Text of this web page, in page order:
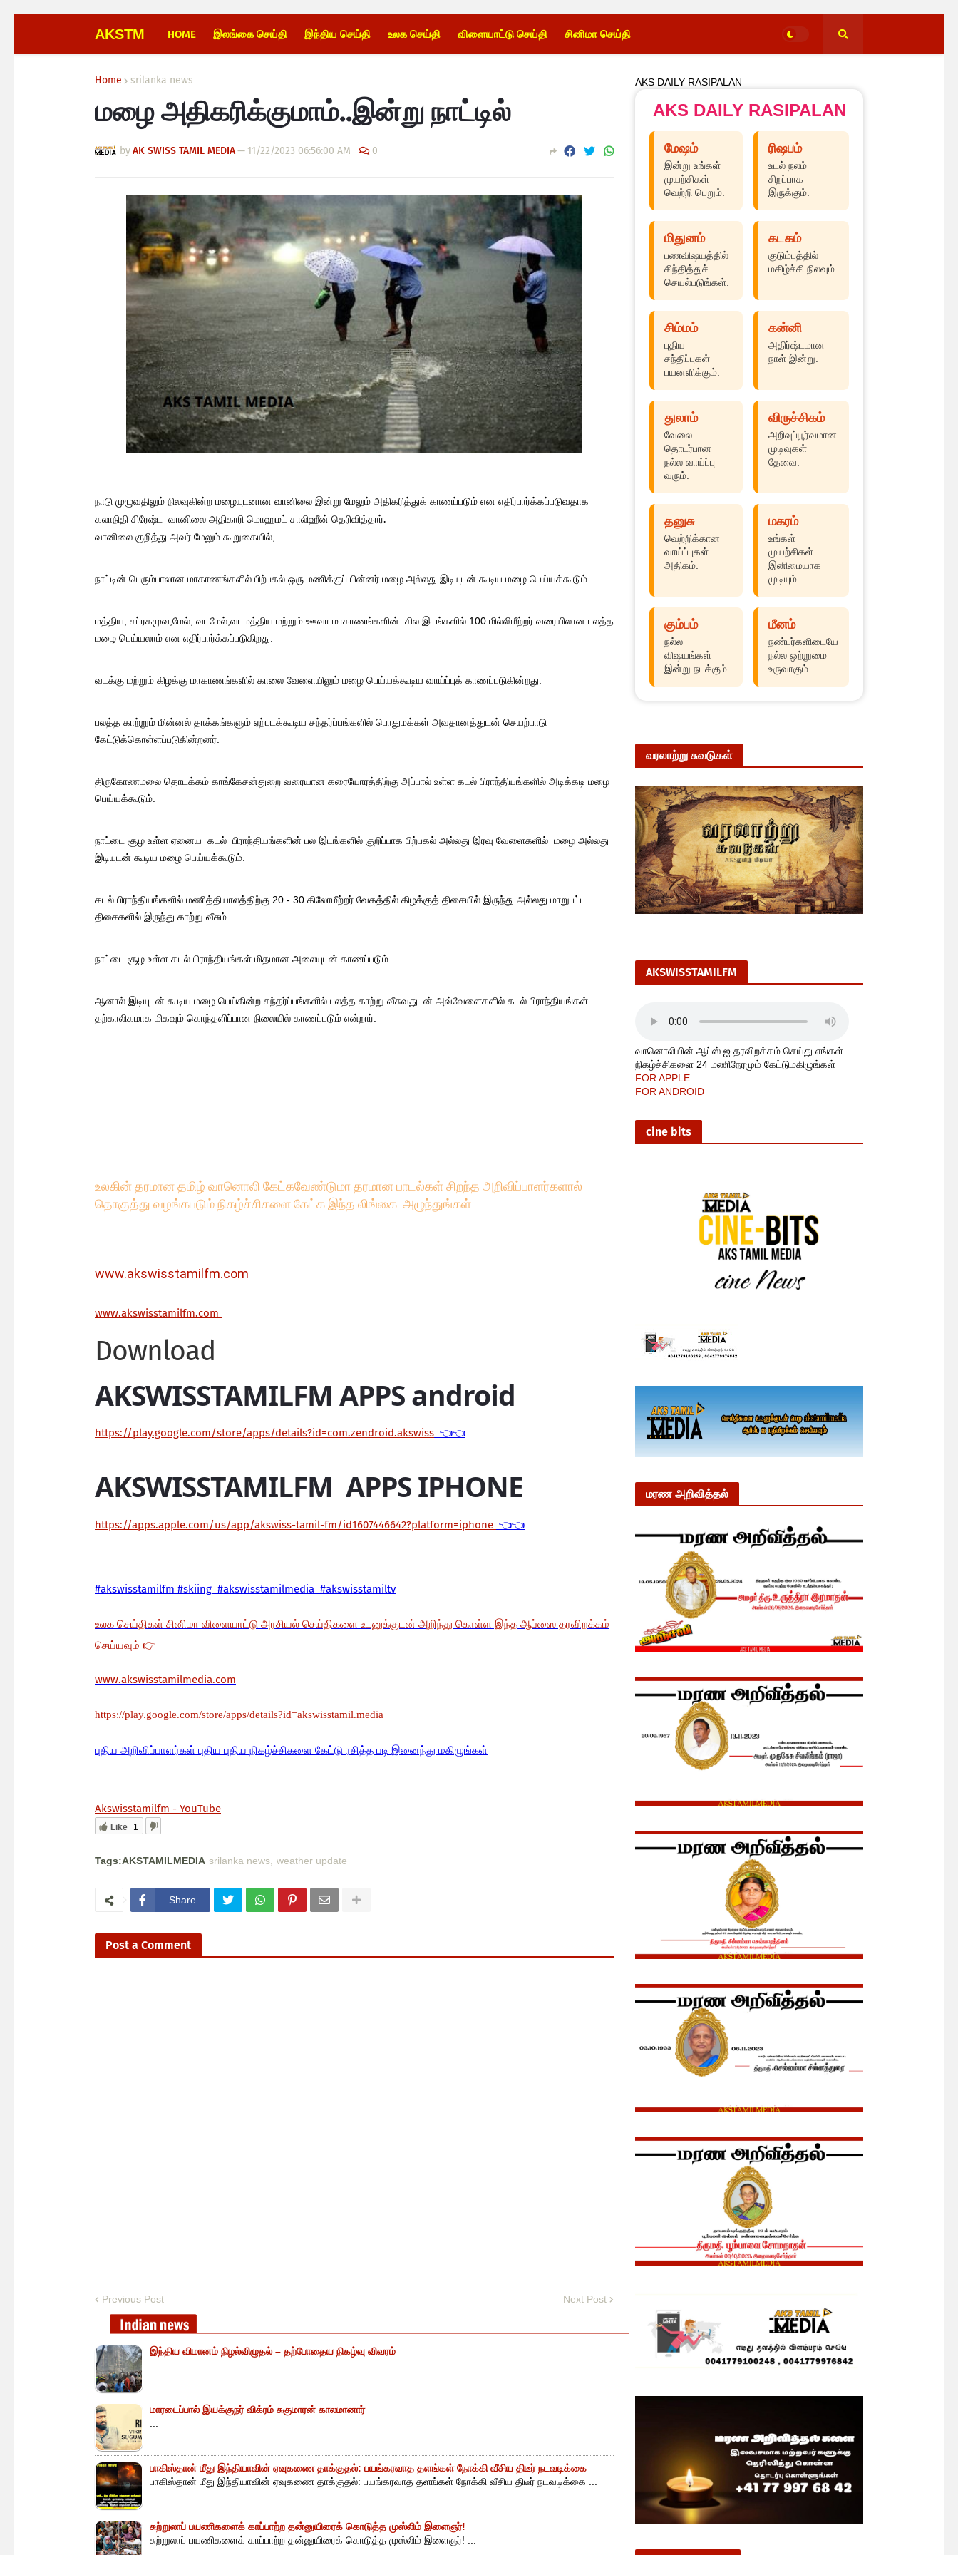
AKSTM HOME இலங்கை செய்தி இந்திய செய்தி உலக செய்தி விளையாட்டு செய்தி சினிமா செய்தி
Home srilanka news
மழை அதிகரிக்குமாம்..இன்று நாட்டில்
byAK SWISS TAMIL MEDIA— 11/22/2023 06:56:00 AM 0
நாடு முழுவதிலும் நிலவுகின்ற மழையுடனான வானிலை இன்று மேலும் அதிகரித்துக் காணப்படும் என எதிர்பார்க்கப்படுவதாக
கலாநிதி சிரேஷ்ட வானிலை அதிகாரி மொஹமட் சாலிஹீன் தெரிவித்தார்.
வானிலை குறித்து அவர் மேலும் கூறுகையில்,
நாட்டின் பெரும்பாலான மாகாணங்களில் பிற்பகல் ஒரு மணிக்குப் பின்னர் மழை அல்லது இடியுடன் கூடிய மழை பெய்யக்கூடும்.
மத்திய, சப்ரகமுவ,மேல், வடமேல்,வடமத்திய மற்றும் ஊவா மாகாணங்களின் சில இடங்களில் 100 மில்லிமீற்றர் வரையிலான பலத்த
மழை பெய்யலாம் என எதிர்பார்க்கப்படுகிறது.
வடக்கு மற்றும் கிழக்கு மாகாணங்களில் காலை வேளையிலும் மழை பெய்யக்கூடிய வாய்ப்புக் காணப்படுகின்றது.
பலத்த காற்றும் மின்னல் தாக்கங்களும் ஏற்படக்கூடிய சந்தர்ப்பங்களில் பொதுமக்கள் அவதானத்துடன் செயற்பாடு
கேட்டுக்கொள்ளப்படுகின்றனர்.
திருகோணமலை தொடக்கம் காங்கேசன்துறை வரையான கரையோரத்திற்கு அப்பால் உள்ள கடல் பிராந்தியங்களில் அடிக்கடி மழை
பெய்யக்கூடும்.
நாட்டை சூழ உள்ள ஏனைய கடல் பிராந்தியங்களின் பல இடங்களில் குறிப்பாக பிற்பகல் அல்லது இரவு வேளைகளில் மழை அல்லது
இடியுடன் கூடிய மழை பெய்யக்கூடும்.
கடல் பிராந்தியங்களில் மணித்தியாலத்திற்கு 20 - 30 கிலோமீற்றர் வேகத்தில் கிழக்குத் திசையில் இருந்து அல்லது மாறுபட்ட
திசைகளில் இருந்து காற்று வீசும்.
நாட்டை சூழ உள்ள கடல் பிராந்தியங்கள் மிதமான அலையுடன் காணப்படும்.
ஆனால் இடியுடன் கூடிய மழை பெய்கின்ற சந்தர்ப்பங்களில் பலத்த காற்று வீசுவதுடன் அவ்வேளைகளில் கடல் பிராந்தியங்கள்
தற்காலிகமாக மிகவும் கொந்தளிப்பான நிலையில் காணப்படும் என்றார்.
உலகின் தரமான தமிழ் வானொலி கேட்கவேண்டுமா தரமான பாடல்கள் சிறந்த அறிவிப்பாளர்களால்
தொகுத்து வழங்கபடும் நிகழ்ச்சிகளை கேட்க இந்த லிங்கை அழுந்துங்கள்
www.akswisstamilfm.com
www.akswisstamilfm.com
Download
AKSWISSTAMILFM APPS android
https://play.google.com/store/apps/details?id=com.zendroid.akswiss 👈👈
AKSWISSTAMILFM APPS IPHONE
https://apps.apple.com/us/app/akswiss-tamil-fm/id1607446642?platform=iphone 👈👈
#akswisstamilfm #skiing #akswisstamilmedia #akswisstamiltv
உலக செய்திகள் சினிமா விளையாட்டு அரசியல் செய்திகளை உடனுக்குடன் அறிந்து கொள்ள இந்த ஆப்ஸை தரவிறக்கம்
செய்யவும் 👉
www.akswisstamilmedia.com
https://play.google.com/store/apps/details?id=akswisstamil.media
புதிய அறிவிப்பாளர்கள் புதிய புதிய நிகழ்ச்சிகளை கேட்டு ரசித்த படி இனைந்து மகிழுங்கள்
Akswisstamilfm - YouTube
Like 1
Tags:AKSTAMILMEDIA srilanka news weather update
Share
Post a Comment
Previous Post Next Post
இந்திய விமானம் நிழல்விழுதல் – தற்போதைய நிகழ்வு விவரம்
மாரடைப்பால் இயக்குநர் விக்ரம் சுகுமாரன் காலமானார்
பாகிஸ்தான் மீது இந்தியாவின் ஏவுகணை தாக்குதல்: பயங்கரவாத தளங்கள் நோக்கி வீசிய திடீர் நடவடிக்கை
பாகிஸ்தான் மீது இந்தியாவின் ஏவுகணை தாக்குதல்: பயங்கரவாத தளங்கள் நோக்கி வீசிய திடீர் நடவடிக்கை ...
சுற்றுலாப் பயணிகளைக் காப்பாற்ற தன்னுயிரைக் கொடுத்த முஸ்லிம் இளைஞர்!
சுற்றுலாப் பயணிகளைக் காப்பாற்ற தன்னுயிரைக் கொடுத்த முஸ்லிம் இளைஞர்! ...
AKS DAILY RASIPALAN
AKS DAILY RASIPALAN
மேஷம்
இன்று உங்கள்
முயற்சிகள்
வெற்றி பெறும்.
ரிஷபம்
உடல் நலம்
சிறப்பாக
இருக்கும்.
மிதுனம்
பணவிஷயத்தில்
சிந்தித்துச்
செயல்படுங்கள்.
கடகம்
குடும்பத்தில்
மகிழ்ச்சி நிலவும்.
சிம்மம்
புதிய
சந்திப்புகள்
பயனளிக்கும்.
கன்னி
அதிர்ஷ்டமான
நாள் இன்று.
துலாம்
வேலை
தொடர்பான
நல்ல வாய்ப்பு
வரும்.
விருச்சிகம்
அறிவுப்பூர்வமான
முடிவுகள்
தேவை.
தனுசு
வெற்றிக்கான
வாய்ப்புகள்
அதிகம்.
மகரம்
உங்கள்
முயற்சிகள்
இனிமையாக
முடியும்.
கும்பம்
நல்ல
விஷயங்கள்
இன்று நடக்கும்.
மீனம்
நண்பர்களிடையே
நல்ல ஒற்றுமை
உருவாகும்.
வரலாற்று சுவடுகள்
AKSWISSTAMILFM
வானொலியின் ஆப்ஸ் ஐ தரவிறக்கம் செய்து எங்கள்
நிகழ்ச்சிகளை 24 மணிநேரமும் கேட்டுமகிழுங்கள்
FOR APPLE
FOR ANDROID
cine bits
மரண அறிவித்தல்